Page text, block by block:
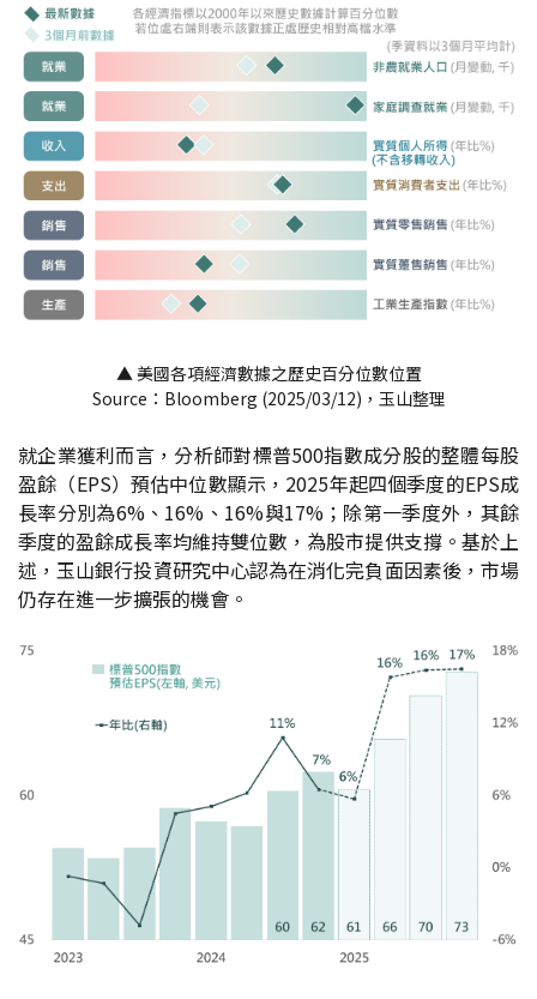
▲ 美國各項經濟數據之歷史百分位數位置
Source：Bloomberg (2025/03/12)，玉山整理
就企業獲利而言，分析師對標普500指數成分股的整體每股
盈餘（EPS）預估中位數顯示，2025年起四個季度的EPS成
長率分別為6%、16%、16%與17%；除第一季度外，其餘
季度的盈餘成長率均維持雙位數，為股市提供支撐。基於上
述，玉山銀行投資研究中心認為在消化完負面因素後，市場
仍存在進一步擴張的機會。